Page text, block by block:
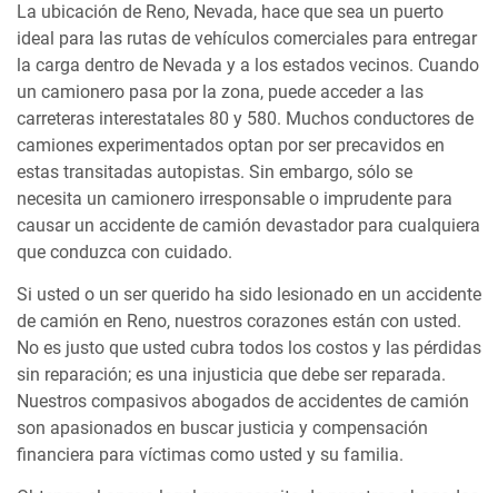
La ubicación de Reno, Nevada, hace que sea un puerto
ideal para las rutas de vehículos comerciales para entregar
la carga dentro de Nevada y a los estados vecinos. Cuando
un camionero pasa por la zona, puede acceder a las
carreteras interestatales 80 y 580. Muchos conductores de
camiones experimentados optan por ser precavidos en
estas transitadas autopistas. Sin embargo, sólo se
necesita un camionero irresponsable o imprudente para
causar un accidente de camión devastador para cualquiera
que conduzca con cuidado.
Si usted o un ser querido ha sido lesionado en un accidente
de camión en Reno, nuestros corazones están con usted.
No es justo que usted cubra todos los costos y las pérdidas
sin reparación; es una injusticia que debe ser reparada.
Nuestros compasivos abogados de accidentes de camión
son apasionados en buscar justicia y compensación
financiera para víctimas como usted y su familia.